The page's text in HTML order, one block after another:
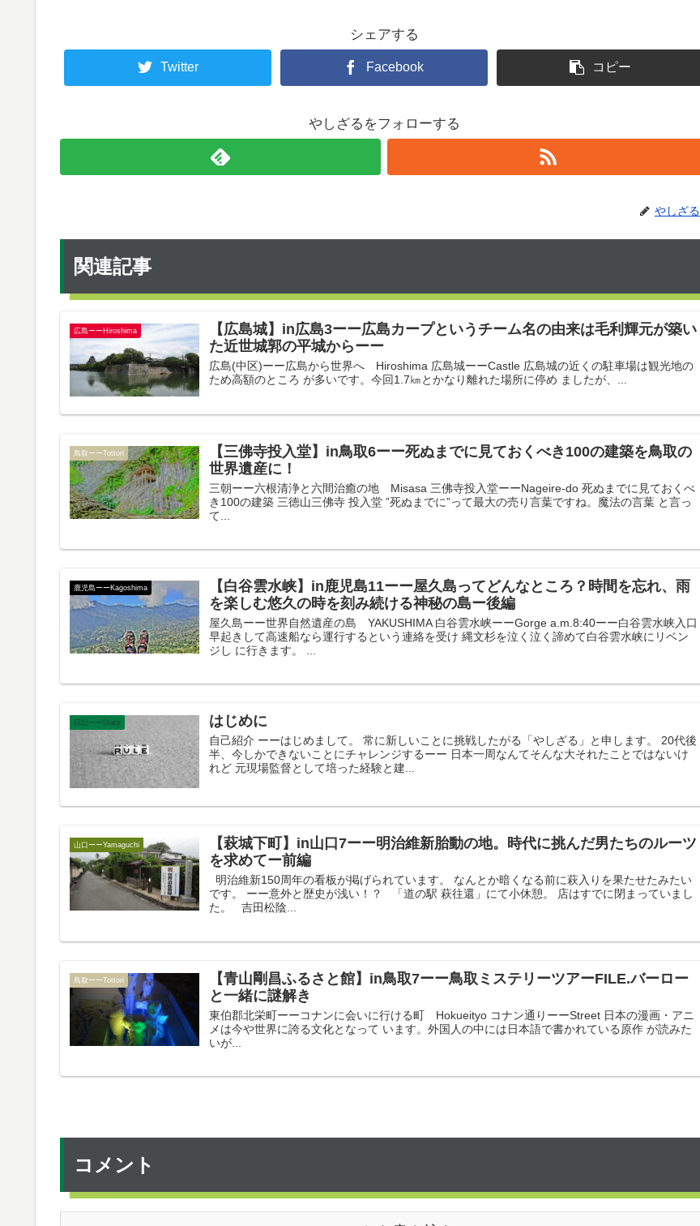
シェアする
Twitter Facebook コピー
やしざるをフォローする
やしざる
関連記事
広島ーーHiroshima
【広島城】in広島3ーー広島カープというチーム名の由来は毛利輝元が築い
た近世城郭の平城からーー
広島(中区)ーー広島から世界へ Hiroshima 広島城ーーCastle 広島城の近くの駐車場は観光地の
ため高額のところ が多いです。今回1.7㎞とかなり離れた場所に停め ましたが、...
鳥取ーーTottori
【三佛寺投入堂】in鳥取6ーー死ぬまでに見ておくべき100の建築を鳥取の
世界遺産に！
三朝ーー六根清浄と六間治癒の地 Misasa 三佛寺投入堂ーーNageire-do 死ぬまでに見ておくべ
き100の建築 三徳山三佛寺 投入堂 ”死ぬまでに”って最大の売り言葉ですね。魔法の言葉 と言っ
て...
鹿児島ーーKagoshima
【白谷雲水峡】in鹿児島11ーー屋久島ってどんなところ？時間を忘れ、雨
を楽しむ悠久の時を刻み続ける神秘の島ー後編
屋久島ーー世界自然遺産の島 YAKUSHIMA 白谷雲水峡ーーGorge a.m.8:40ーー白谷雲水峡入口
早起きして高速船なら運行するという連絡を受け 縄文杉を泣く泣く諦めて白谷雲水峡にリベン
ジし に行きます。 ...
日記ーーDiary はじめに
自己紹介 ーーはじめまして。 常に新しいことに挑戦したがる「やしざる」と申します。 20代後
半、今しかできないことにチャレンジするーー 日本一周なんてそんな大それたことではないけ
れど 元現場監督として培った経験と建...
山口ーーYamaguchi
【萩城下町】in山口7ーー明治維新胎動の地。時代に挑んだ男たちのルーツ
を求めてー前編
明治維新150周年の看板が掲げられています。 なんとか暗くなる前に萩入りを果たせたみたい
です。 ーー意外と歴史が浅い！？ 「道の駅 萩往還」にて小休憩。 店はすでに閉まっていまし
た。 吉田松陰...
鳥取ーーTottori
【青山剛昌ふるさと館】in鳥取7ーー鳥取ミステリーツアーFILE.バーロー
と一緒に謎解き
東伯郡北栄町ーーコナンに会いに行ける町 Hokueityo コナン通りーーStreet 日本の漫画・アニ
メは今や世界に誇る文化となって います。外国人の中には日本語で書かれている原作 が読みた
いが...
コメント